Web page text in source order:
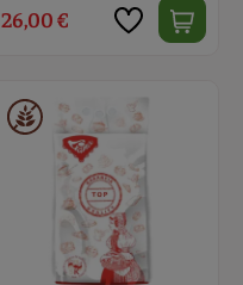
26,00 €